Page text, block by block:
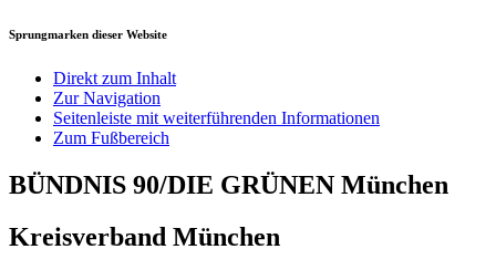
Sprungmarken dieser Website
Direkt zum Inhalt
Zur Navigation
Seitenleiste mit weiterführenden Informationen
Zum Fußbereich
BÜNDNIS 90/DIE GRÜNEN München
Kreisverband München